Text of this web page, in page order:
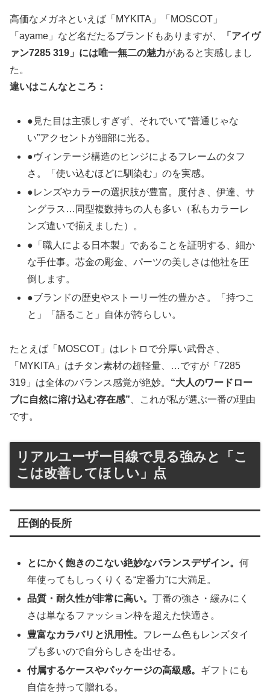
高価なメガネといえば「MYKITA」「MOSCOT」
「ayame」など名だたるブランドもありますが、
「アイヴ
ァン7285 319」には唯一無二の魅力があると実感しまし
た。
違いはこんなところ：
●見た目は主張しすぎず、それでいて“普通じゃな
い”アクセントが細部に光る。
●ヴィンテージ構造のヒンジによるフレームのタフ
さ。「使い込むほどに馴染む」のを実感。
●レンズやカラーの選択肢が豊富。度付き、伊達、サ
ングラス…同型複数持ちの人も多い（私もカラーレ
ンズ違いで揃えました）。
●「職人による日本製」であることを証明する、細か
な手仕事。芯金の彫金、パーツの美しさは他社を圧
倒します。
●ブランドの歴史やストーリー性の豊かさ。「持つこ
と」「語ること」自体が誇らしい。
たとえば「MOSCOT」はレトロで分厚い武骨さ、
「MYKITA」はチタン素材の超軽量、…ですが「7285
319」は全体のバランス感覚が絶妙。 “大人のワードロー
ブに自然に溶け込む存在感” 、これが私が選ぶ一番の理由
です。
リアルユーザー目線で見る強みと「こ
こは改善してほしい」点
圧倒的長所
とにかく飽きのこない絶妙なバランスデザイン。何
年使ってもしっくりくる“定番力”に大満足。
品質・耐久性が非常に高い。丁番の強さ・緩みにく
さは単なるファッション枠を超えた快適さ。
豊富なカラバリと汎用性。 フレーム色もレンズタイ
プも多いので自分らしさを出せる。
付属するケースやパッケージの高級感。 ギフトにも
自信を持って贈れる。